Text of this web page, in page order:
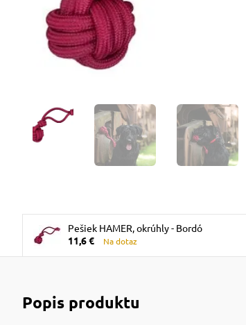
Pešiek HAMER, okrúhly - Bordó
11,6 €
Na dotaz
Popis produktu